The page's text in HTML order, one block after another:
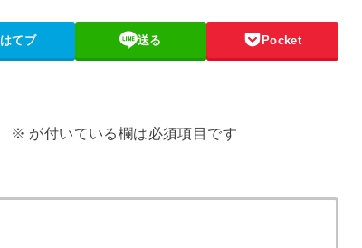
はてブ 送る Pocket
※ が付いている欄は必須項目です